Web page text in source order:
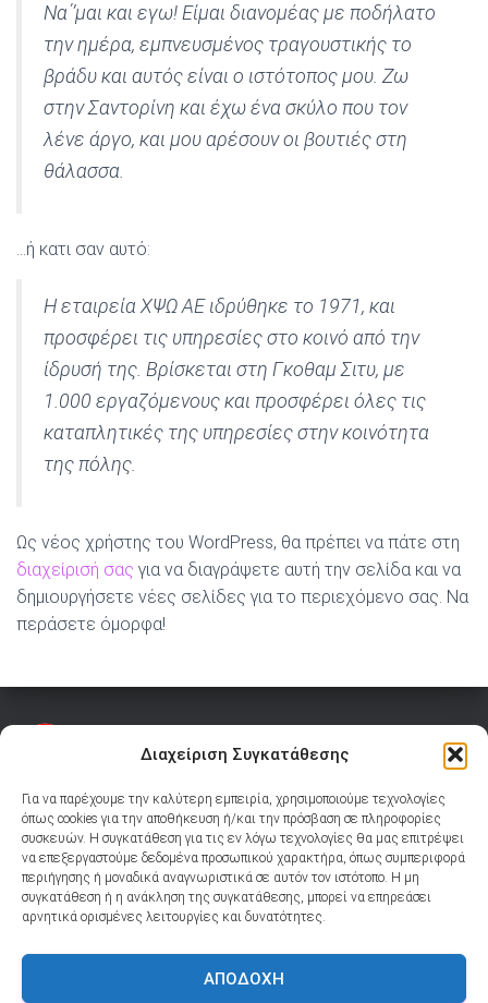
Διαχείριση Συγκατάθεσης
Για να παρέχουμε την καλύτερη εμπειρία, χρησιμοποιούμε τεχνολογίες
όπως cookies για την αποθήκευση ή/και την πρόσβαση σε πληροφορίες
συσκευών. Η συγκατάθεση για τις εν λόγω τεχνολογίες θα μας επιτρέψει
να επεξεργαστούμε δεδομένα προσωπικού χαρακτήρα, όπως συμπεριφορά
περιήγησης ή μοναδικά αναγνωριστικά σε αυτόν τον ιστότοπο. Η μη
συγκατάθεση ή η ανάκληση της συγκατάθεσης, μπορεί να επηρεάσει
αρνητικά ορισμένες λειτουργίες και δυνατότητες.
ΑΠΟΔΟΧΉ
Να΄’μαι και εγω! Είμαι διανομέας με ποδήλατο
την ημέρα, εμπνευσμένος τραγουστικής το
βράδυ και αυτός είναι ο ιστότοπος μου. Ζω
στην Σαντορίνη και έχω ένα σκύλο που τον
λένε άργο, και μου αρέσουν οι βουτιές στη
θάλασσα.
…ή κατι σαν αυτό:
Η εταιρεία ΧΨΩ ΑΕ ιδρύθηκε το 1971, και
προσφέρει τις υπηρεσίες στο κοινό από την
ίδρυσή της. Βρίσκεται στη Γκοθαμ Σιτυ, με
1.000 εργαζόμενους και προσφέρει όλες τις
καταπλητικές της υπηρεσίες στην κοινότητα
της πόλης.
Ως νέος χρήστης του WordPress, θα πρέπει να πάτε στη
διαχείρισή σας για να διαγράψετε αυτή την σελίδα και να
δημιουργήσετε νέες σελίδες για το περιεχόμενο σας. Να
περάσετε όμορφα!
YOUTUBE TIKTOK FACEBOOK INSTAGRAM Ακολουθήστε μας:
YOUTUBE TIKTOK FACEBOOK INSTAGRAM